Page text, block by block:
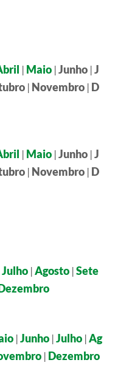
| Maio |Junho |J
| Novembro | D
| Maio |Junho |J
| Novembro | D
Julho | Agosto |Sete
| Junho |Julho | Ag
| Dezembro